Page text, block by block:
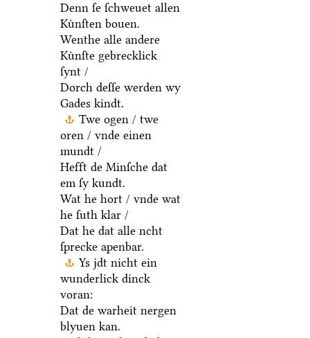
Denn ſe ſchweuet allen
Kuͤnſten bouen.
Wenthe alle andere
Kuͤnſte gebrecklick
ſynt /
Dorch deſſe werden wy
Gades kindt.
Twe ogen / twe
oren / vnde einen
mundt /
Hefft de Minſche dat
em ſy kundt.
Wat he hort / vnde wat
he ſuth klar /
Dat he dat alle ncht
ſprecke apenbar.
Ys jdt nicht ein
wunderlick dinck
voran:
Dat de warheit nergen
blyuen kan.